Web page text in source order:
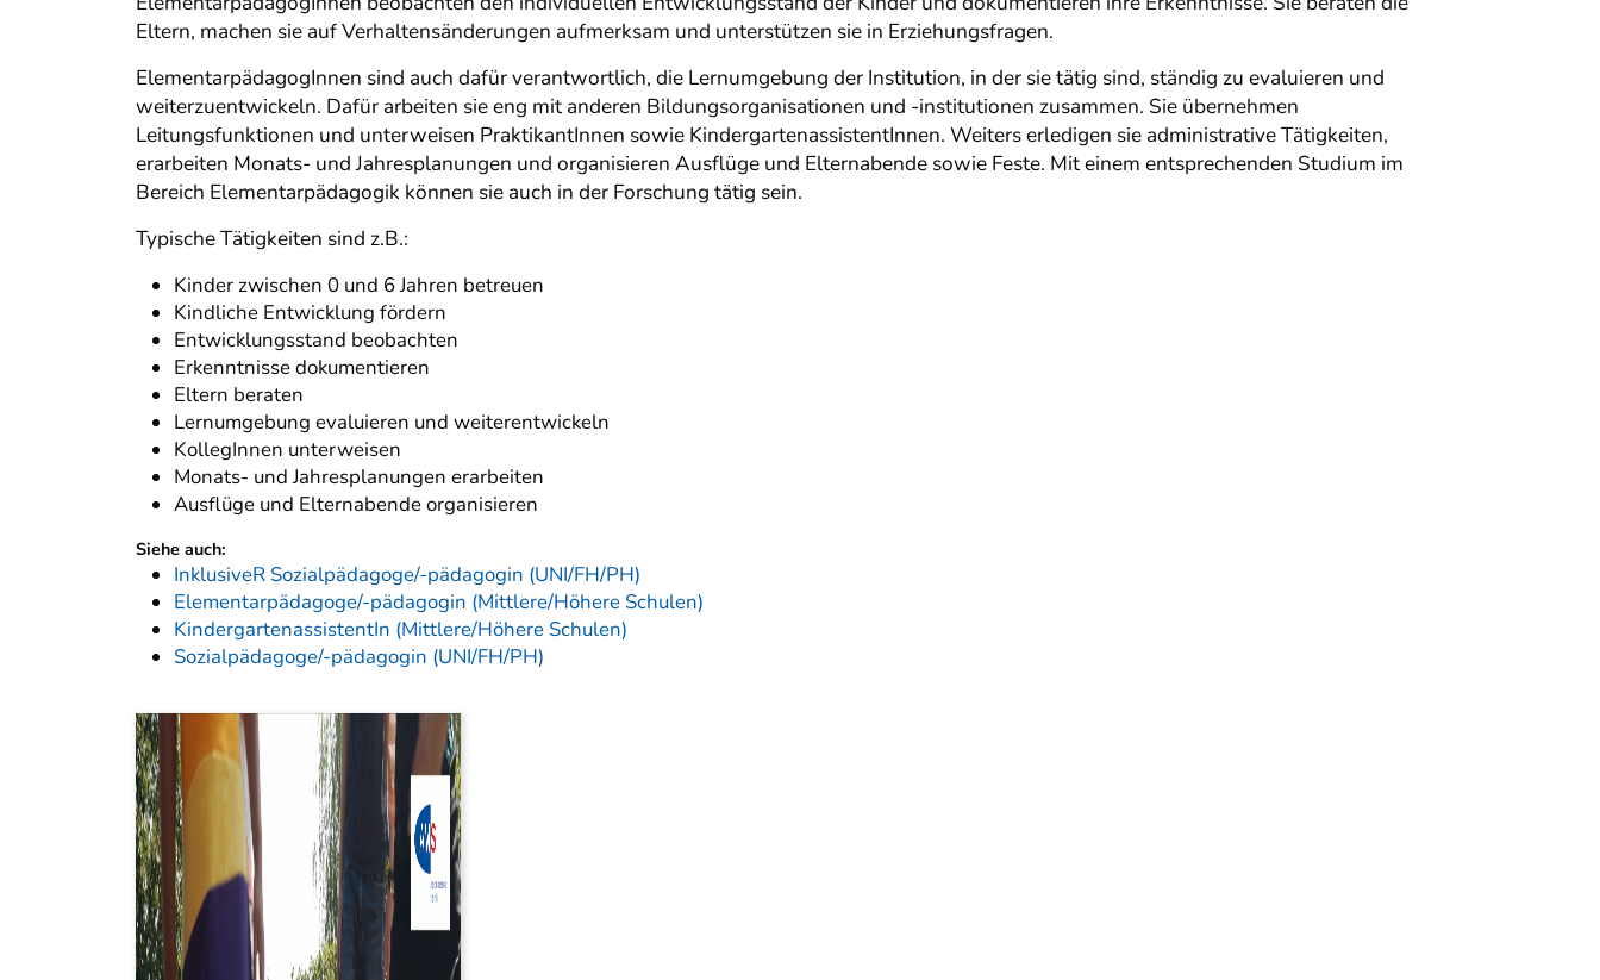
Eltern, machen sie auf Verhaltensänderungen aufmerksam und unterstützen sie in Erziehungsfragen.
ElementarpädagogInnen sind auch dafür verantwortlich, die Lernumgebung der Institution, in der sie tätig sind, ständig zu evaluieren und
weiterzuentwickeln. Dafür arbeiten sie eng mit anderen Bildungsorganisationen und -institutionen zusammen. Sie übernehmen
Leitungsfunktionen und unterweisen PraktikantInnen sowie KindergartenassistentInnen. Weiters erledigen sie administrative Tätigkeiten,
erarbeiten Monats- und Jahresplanungen und organisieren Ausflüge und Elternabende sowie Feste. Mit einem entsprechenden Studium im
Bereich Elementarpädagogik können sie auch in der Forschung tätig sein.
Typische Tätigkeiten sind z.B.:
Kinder zwischen 0 und 6 Jahren betreuen
Kindliche Entwicklung fördern
Entwicklungsstand beobachten
Erkenntnisse dokumentieren
Eltern beraten
Lernumgebung evaluieren und weiterentwickeln
KollegInnen unterweisen
Monats- und Jahresplanungen erarbeiten
Ausflüge und Elternabende organisieren
Siehe auch:
InklusiveR Sozialpädagoge/-pädagogin (UNI/FH/PH)
Elementarpädagoge/-pädagogin (Mittlere/Höhere Schulen)
KindergartenassistentIn (Mittlere/Höhere Schulen)
Sozialpädagoge/-pädagogin (UNI/FH/PH)